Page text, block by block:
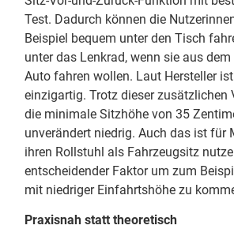
Test. Dadurch können die
Beispiel bequem unter den Tisch
unter das Lenkrad, wenn sie aus
Auto fahren wollen. Laut Hersteller
einzigartig. Trotz dieser zusätzlichen
die minimale Sitzhöhe von 35
unverändert niedrig. Auch das ist für
ihren Rollstuhl als Fahrzeugsitz
entscheidender Faktor um zum
mit niedriger Einfahrtshöhe zu
Praxisnah statt theoretisch